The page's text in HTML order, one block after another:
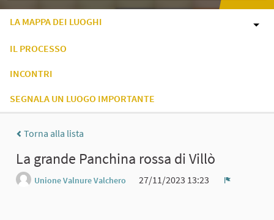
LA MAPPA DEI LUOGHI
IL PROCESSO
INCONTRI
SEGNALA UN LUOGO IMPORTANTE
Torna alla lista
La grande Panchina rossa di Villò
Unione Valnure Valchero
27/11/2023 13:23